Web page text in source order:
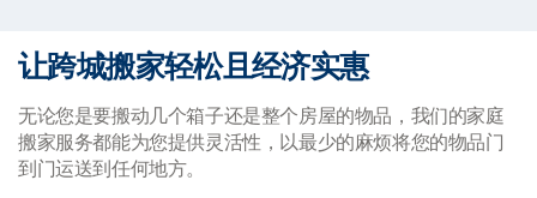
让跨城搬家轻松且经济实惠
无论您是要搬动几个箱子还是整个房屋的物品，我们的家庭
搬家服务都能为您提供灵活性，以最少的麻烦将您的物品门
到门运送到任何地方。